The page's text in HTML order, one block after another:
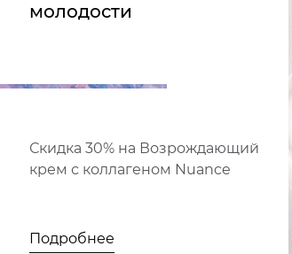
молодости
Скидка 30% на Возрождающий
крем с коллагеном Nuance
Подробнее